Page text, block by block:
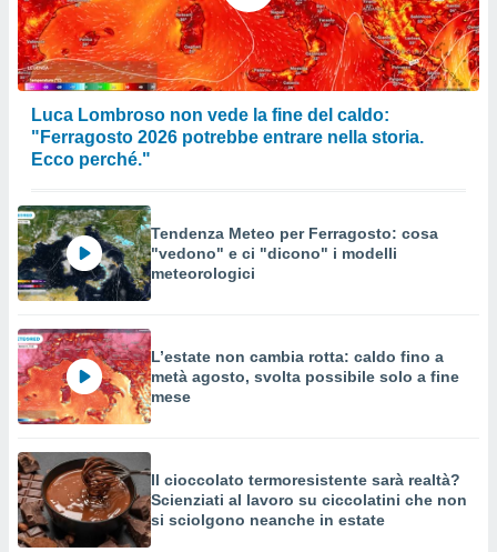
Luca Lombroso non vede la fine del caldo:
"Ferragosto 2026 potrebbe entrare nella storia.
Ecco perché."
Tendenza Meteo per Ferragosto: cosa
"vedono" e ci "dicono" i modelli
meteorologici
L’estate non cambia rotta: caldo fino a
metà agosto, svolta possibile solo a fine
mese
Il cioccolato termoresistente sarà realtà?
Scienziati al lavoro su ciccolatini che non
si sciolgono neanche in estate